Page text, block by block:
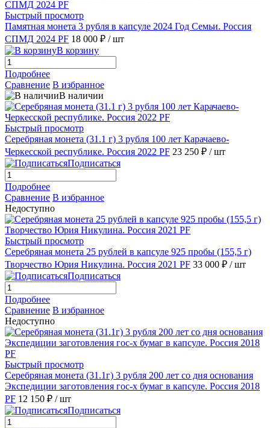
Быстрый просмотр
Памятная монета 3 рубля в капсуле 2024 Год Семьи. Россия
СПМД 2024 PF 18 000 ₽ / шт
В корзину
Подробнее
Сравнение В избранное
В наличии
Быстрый просмотр
Серебряная монета (31.1 г) 3 рубля 100 лет Карачаево-
Черкесской республике. Россия 2022 PF 23 250 ₽ / шт
Подписаться
Подробнее
Сравнение В избранное
Недоступно
Быстрый просмотр
Серебряная монета 25 рублей в капсуле 925 пробы (155,5 г)
Творчество Юрия Никулина. Россия 2021 PF 33 000 ₽ / шт
Подписаться
Подробнее
Сравнение В избранное
Недоступно
Быстрый просмотр
Серебряная монета (31.1г) 3 рубля 200 лет со дня основания
Экспедиции заготовления гос-х бумаг в капсуле. Россия 2018
PF 12 150 ₽ / шт
Подписаться